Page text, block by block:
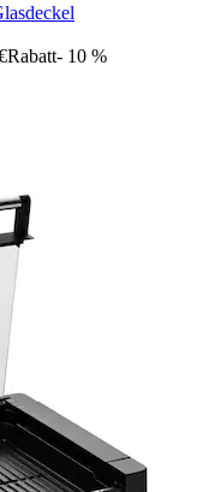
Rabatt- 10 %